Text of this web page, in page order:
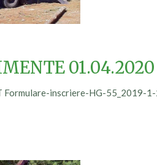
01.04.2020
Formulare-inscriere-HG-55_2019-1-